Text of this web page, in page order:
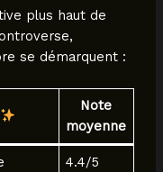
plus haut de
se démarquent :
Note
moyenne
4.4/5